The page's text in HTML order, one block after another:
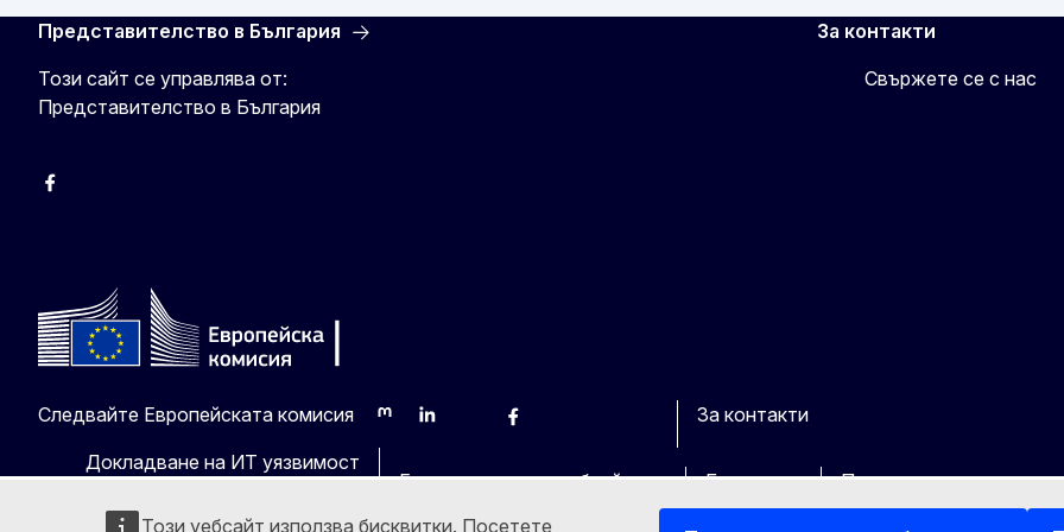
Този уебсайт използва бисквитки. Посетете
Представителство в България
Този сайт се управлява от:
Представителство в България
Facebook
За контакти
Свържете се с нас
Следвайте Европейската комисия
MastodonLinkedInBlueskyFacebook
За контакти
Докладване на ИТ уязвимост
Езици на нашите уебсайтове
Бисквитки Политика за